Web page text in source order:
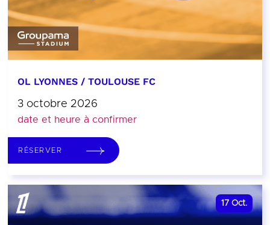
OL LYONNES / TOULOUSE FC
3 octobre 2026
date et heure à confirmer
RÉSERVER
17 Oct.